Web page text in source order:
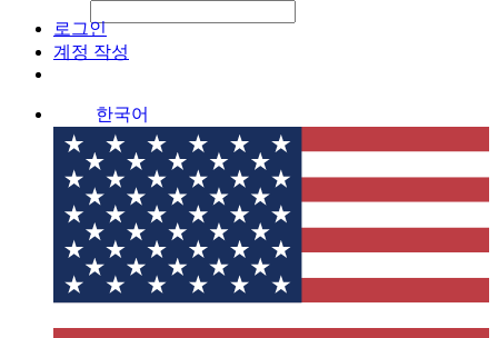
로그인
계정 작성
한국어